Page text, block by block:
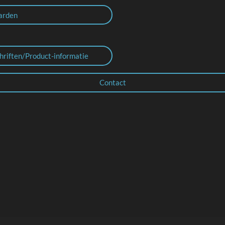
Product-informatie
Contact